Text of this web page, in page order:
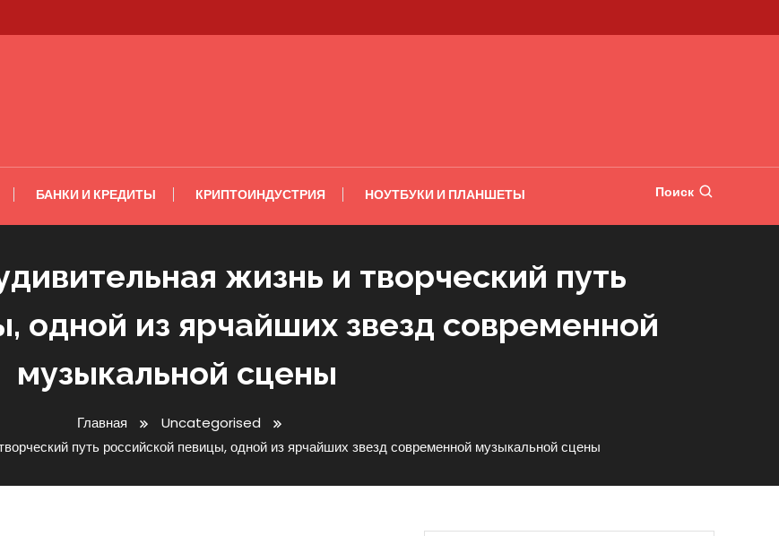
БАНКИ И КРЕДИТЫ КРИПТОИНДУСТРИЯ НОУТБУКИ И ПЛАНШЕТЫ Поиск
жизнь и творческий путь
одной из ярчайших звезд современной
музыкальной сцены
Главная
Uncategorised
путь российской певицы, одной из ярчайших звезд современной музыкальной сцены